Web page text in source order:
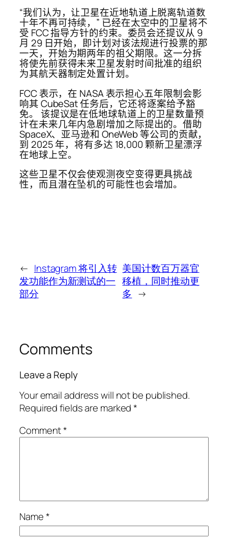
“我们认为，让卫星在近地轨道上脱离轨道数
十年不再可持续，” 已经在太空中的卫星将不
受 FCC 指导方针的约束。委员会还提议从 9
月 29 日开始，即计划对该法规进行投票的那
一天，开始为期两年的祖父期限。这一分拆
将使先前获得未来卫星发射时间批准的组织
为其航天器制定处置计划。
FCC 表示，在 NASA 表示担心五年限制会影
响其 CubeSat 任务后，它还将逐案给予豁
免。 该提议是在低地球轨道上的卫星数量预
计在未来几年内急剧增加之际提出的。借助
SpaceX、亚马逊和 OneWeb 等公司的贡献，
到 2025 年，将有多达 18,000 颗新卫星漂浮
在地球上空。
这些卫星不仅会使观测夜空变得更具挑战
性，而且潜在坠机的可能性也会增加。
← Instagram 将引入转
发功能作为新测试的一
部分
美国计数百万器官
移植，同时推动更
多 →
Comments
Leave a Reply
Your email address will not be published.
Required fields are marked*
Comment*
Name*